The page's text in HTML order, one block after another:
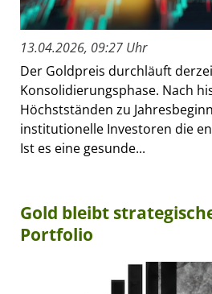
13.04.2026, 09:27 Uhr
Der Goldpreis durchläuft
Konsolidierungsphase. Nach
Höchstständen zu
institutionelle Investoren die
Ist es eine gesunde...
Gold bleibt
Portfolio